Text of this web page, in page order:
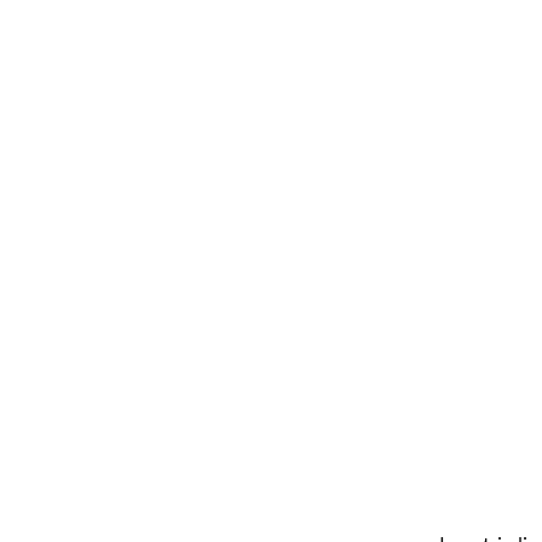
Per alcuni prodotti si applica un costo iniziale
è necessario per coprire le spese del setup